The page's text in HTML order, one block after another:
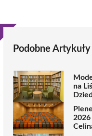
Podobne Artykuły
na